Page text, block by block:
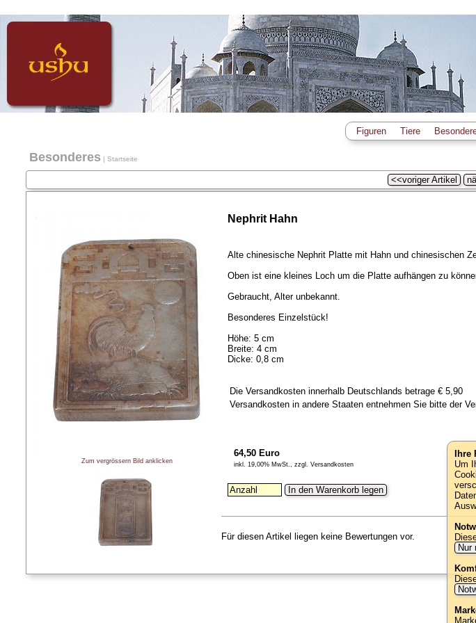
Um
Nur
Figuren Tiere
Besonderes | Startseite
<<voriger Artikel
Zum vergrössern Bild anklicken
Nephrit Hahn
Alte chinesische Nephrit Platte mit Hahn und chinesischen
Oben ist eine kleines Loch um die Platte aufhängen zu
Gebraucht, Alter unbekannt.
Besonderes Einzelstück!
Höhe: 5 cm
Breite: 4 cm
Dicke: 0,8 cm
Die Versandkosten innerhalb Deutschlands betrage € 5,90
Versandkosten in andere Staaten entnehmen Sie bitte der
64,50 Euro
inkl. 19,00% MwSt., zzgl. Versandkosten
In den Warenkorb legen
Für diesen Artikel liegen keine Bewertungen vor.